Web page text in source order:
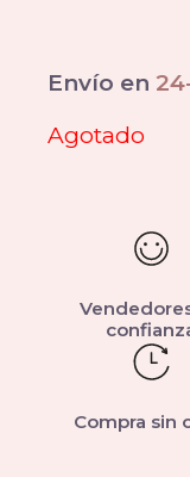
Envío en
Agotado
Compra sin